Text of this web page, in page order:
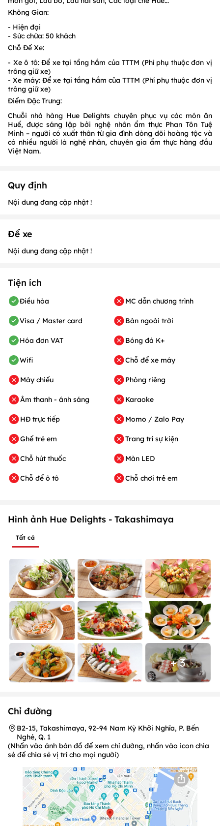
Không Gian:
- Hiện đại
- Sức chứa: 50 khách
Chỗ Để Xe:
- Xe ô tô: Để xe tại tầng hầm của TTTM (Phí phụ thuộc đơn vị
trông giữ xe)
- Xe máy: Để xe tại tầng hầm của TTTM (Phí phụ thuộc đơn vị
trông giữ xe)
Điểm Đặc Trưng:
Chuỗi nhà hàng Hue Delights chuyên phục vụ các món ăn
Huế, được sáng lập bởi nghệ nhân ẩm thực Phan Tôn Tuệ
Minh – người có xuất thân từ gia đình dòng dõi hoàng tộc và
có nhiều người là nghệ nhân, chuyên gia ẩm thực hàng đầu
Việt Nam.
Quy định
Nội dung đang cập nhật !
Để xe
Nội dung đang cập nhật !
Tiện ích
Điều hòa
Visa / Master card
Hóa đơn VAT
Wifi
Máy chiếu
Âm thanh - ánh sáng
HĐ trực tiếp
Ghế trẻ em
Chỗ hút thuốc
Chỗ để ô tô
MC dẫn chương trình
Bàn ngoài trời
Bóng đá K+
Chỗ để xe máy
Phòng riêng
Karaoke
Momo / Zalo Pay
Trang trí sự kiện
Màn LED
Chỗ chơi trẻ em
Hình ảnh Hue Delights - Takashimaya
Tất cả
+ 3
Chỉ đường
B2-15, Takashimaya, 92-94 Nam Kỳ Khởi Nghĩa, P. Bến
Nghé, Q. 1
(Nhấn vào ảnh bản đồ để xem chỉ đường, nhấn vào icon chia
sẻ để chia sẻ vị trí cho mọi người)